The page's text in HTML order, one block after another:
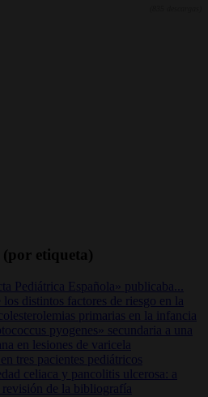
etiqueta)
Pediátrica Española» publicaba...
distintos factores de riesgo en la
primarias en la infancia
pyogenes» secundaria a una
en lesiones de varicela
tres pacientes pediátricos
celiaca y pancolitis ulcerosa: a
de la bibliografía